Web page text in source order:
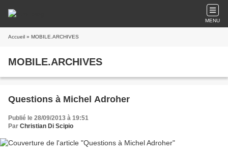
MENU
Accueil » MOBILE.ARCHIVES
MOBILE.ARCHIVES
Questions à Michel Adroher
Publié le 28/09/2013 à 19:51
Par Christian Di Scipio